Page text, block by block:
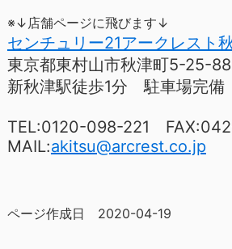
※↓店舗ページに飛びます↓
センチュリー21アークレスト
東京都東村山市秋津町5-25-
新秋津駅徒歩1分 駐車場完備
TEL:0120-098-221
MAIL:akitsu@arcrest.co.jp
ページ作成日 2020-04-19